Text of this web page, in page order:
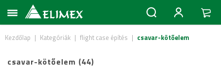
Kezdőlap | Kategóriák | flight case építés | csavar-kötőelem
csavar-kötőelem (44)